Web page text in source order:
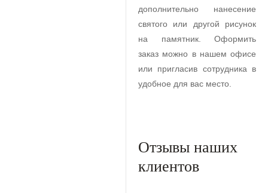
дополнительно нанесение
святого или другой рисунок
на памятник. Оформить
заказ можно в нашем офисе
или пригласив сотрудника в
удобное для вас место.
Отзывы наших
клиентов